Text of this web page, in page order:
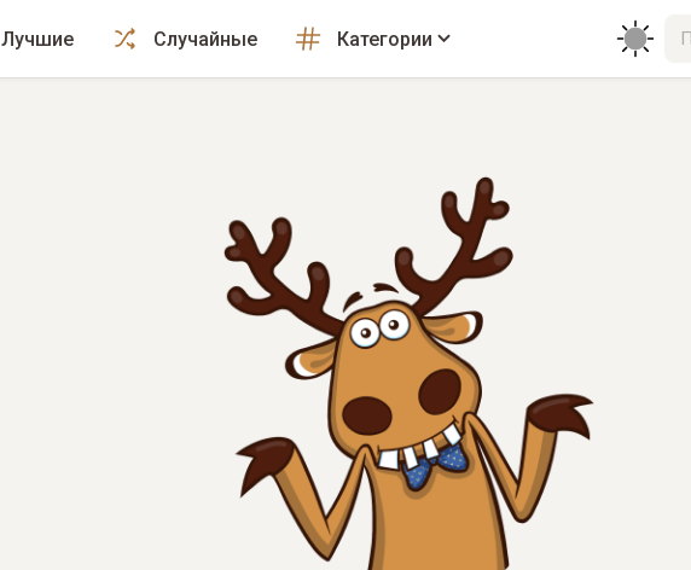
Лучшие Случайные Категории